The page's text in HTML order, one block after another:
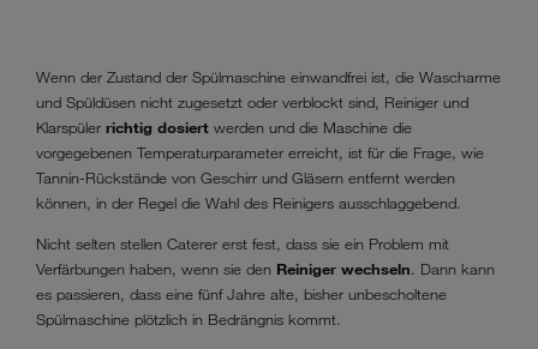
Wenn der Zustand der Spülmaschine einwandfrei ist, die Wascharme
und Spüldüsen nicht zugesetzt oder verblockt sind, Reiniger und
Klarspüler richtig dosiert werden und die Maschine die
vorgegebenen Temperaturparameter erreicht, ist für die Frage, wie
Tannin-Rückstände von Geschirr und Gläsern entfernt werden
können, in der Regel die Wahl des Reinigers ausschlaggebend.
Nicht selten stellen Caterer erst fest, dass sie ein Problem mit
Verfärbungen haben, wenn sie den Reiniger wechseln. Dann kann
es passieren, dass eine fünf Jahre alte, bisher unbescholtene
Spülmaschine plötzlich in Bedrängnis kommt.